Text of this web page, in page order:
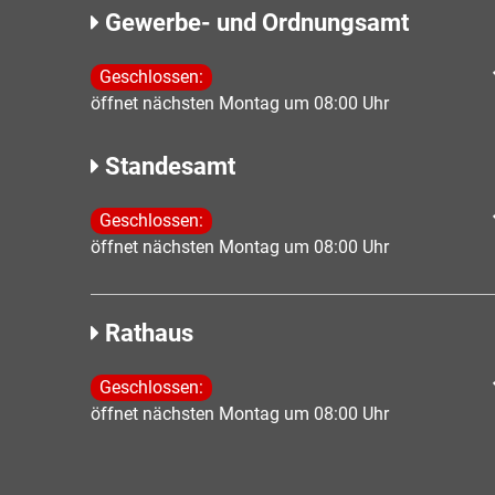
Gewerbe- und Ordnungsamt
Klicken, um weitere Öffnungs- oder Schließzeiten
Geschlossen:
öffnet nächsten Montag um 08:00 Uhr
Standesamt
Klicken, um weitere Öffnungs- oder Schließzeiten
Geschlossen:
öffnet nächsten Montag um 08:00 Uhr
Rathaus
Klicken, um weitere Öffnungs- oder Schließzeiten
Geschlossen:
öffnet nächsten Montag um 08:00 Uhr